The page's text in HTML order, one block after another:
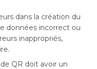
dans la création du
données incorrect ou
inappropriés,
QR doit avoir un